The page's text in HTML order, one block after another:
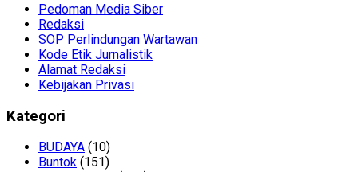
Pedoman Media Siber
Redaksi
SOP Perlindungan Wartawan
Kode Etik Jurnalistik
Alamat Redaksi
Kebijakan Privasi
Kategori
BUDAYA (10)
Buntok (151)